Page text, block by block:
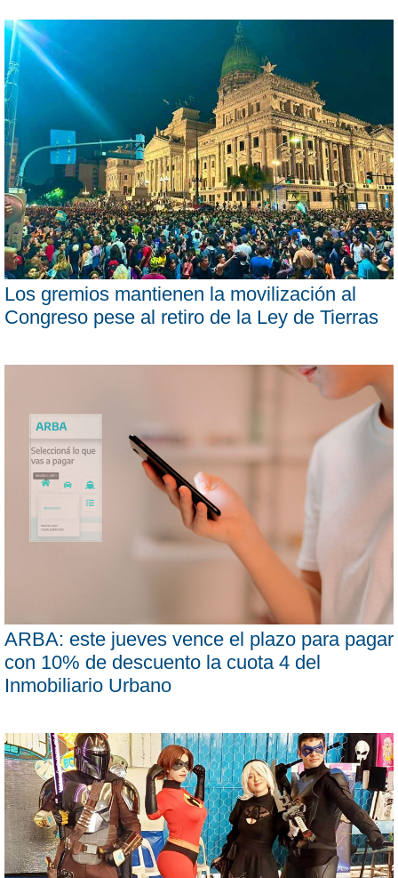
Los gremios mantienen la movilización al
Congreso pese al retiro de la Ley de Tierras
ARBA: este jueves vence el plazo para pagar
con 10% de descuento la cuota 4 del
Inmobiliario Urbano